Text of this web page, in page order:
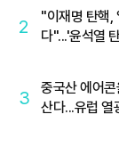
2
"이재명 탄핵,
다"...'윤석열
3
중국산 에어
산다...유럽 열